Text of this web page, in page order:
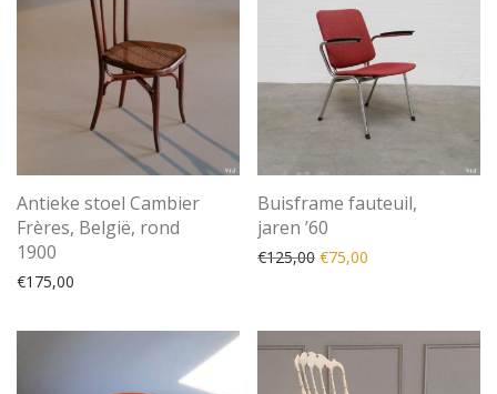
Antieke stoel Cambier
Frères, België, rond
1900
€175,00
Buisframe fauteuil,
jaren ’60
€125,00 Oorspronkelijke prijs
€75,00